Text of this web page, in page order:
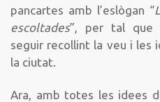
pancartes amb l’eslògan “
escoltades”, per tal que
seguir recollint la veu i les
la ciutat.
Ara, amb totes les idees